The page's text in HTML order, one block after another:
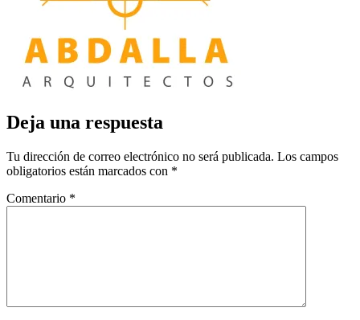
Deja una respuesta
Tu dirección de correo electrónico no será publicada. Los campos
obligatorios están marcados con *
Comentario *